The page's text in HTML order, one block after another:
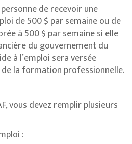
de recevoir une
de 500 $ par semaine ou de
à 500 $ par semaine si elle
du gouvernement du
à l’emploi sera versée
la formation professionnelle.
vous devez remplir plusieurs
: